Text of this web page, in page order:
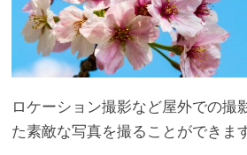
ロケーション撮影など屋外での撮
た素敵な写真を撮ることができま